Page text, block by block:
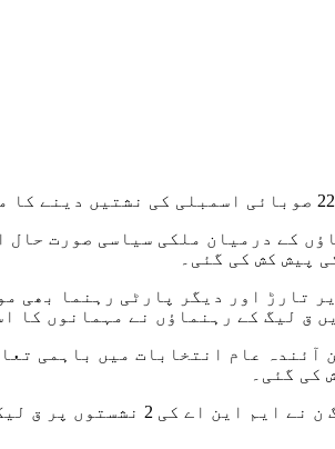
والی ملاقات میں دونوں رہنماؤں کے درمیان ملکی سیاسی
پیش کش کی گئی۔
تارڑ اور دیگر پارٹی رہنما بھی
ق لیگ کے رہنماؤں نے مہمانوں کا
آئندہ عام انتخابات میں باہمی
کی گئی۔
ملاقات میں سیٹ ایڈجسٹمنٹ کے حوالے سے ہونے والی بات چیت کی تفصیلات بھی سامنے آ گئیں، جس کے